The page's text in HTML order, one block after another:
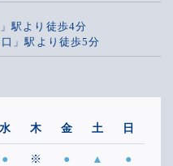
駅より徒歩4分
」駅より徒歩5分
水 木 金 土 日
● ※ ● ▲ ●